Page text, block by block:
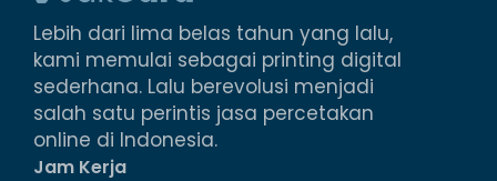
Lebih dari lima belas tahun yang lalu,
kami memulai sebagai printing digital
sederhana. Lalu berevolusi menjadi
salah satu perintis jasa percetakan
online di Indonesia.
Jam Kerja